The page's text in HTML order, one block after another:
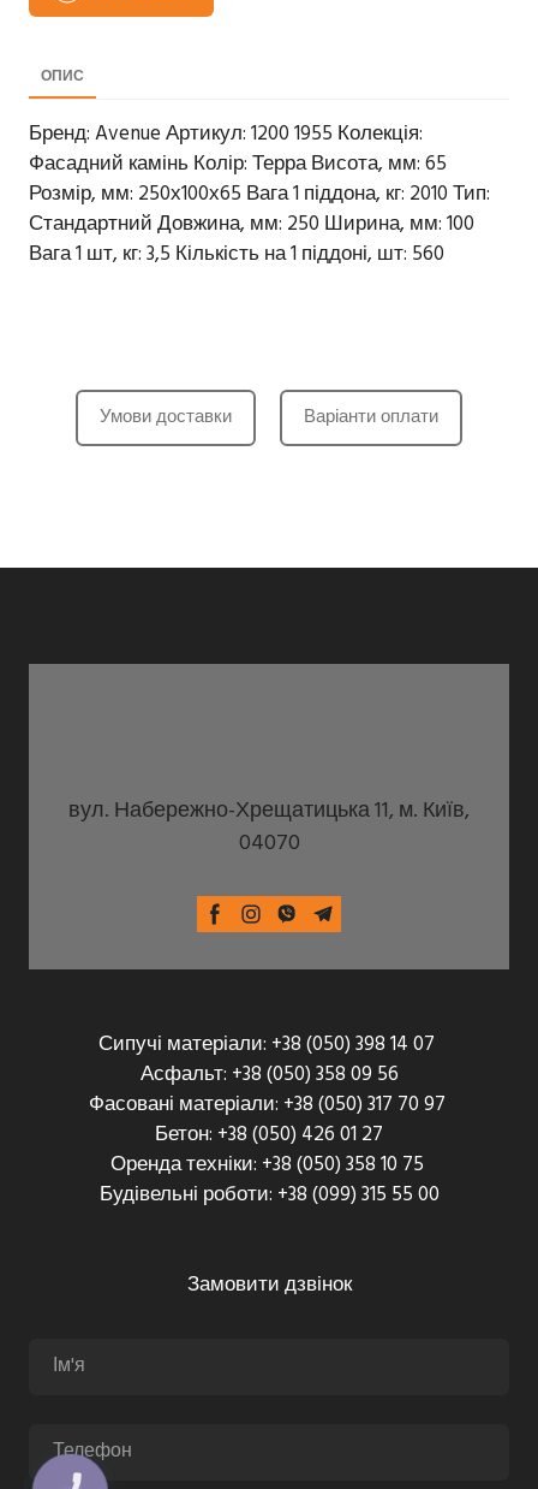
ОПИС
Бренд: Avenue Артикул: 1200 1955 Колекція:
Фасадний камінь Колір: Терра Висота, мм: 65
Розмір, мм: 250х100х65 Вага 1 піддона, кг: 2010 Тип:
Стандартний Довжина, мм: 250 Ширина, мм: 100
Вага 1 шт, кг: 3,5 Кількість на 1 піддоні, шт: 560
Умови доставки Варіанти оплати
вул. Набережно-Хрещатицька 11, м. Київ,
04070
Сипучі матеріали: +38 (050) 398 14 07
Асфальт: +38 (050) 358 09 56
Фасовані матеріали: +38 (050) 317 70 97
Бетон: +38 (050) 426 01 27
Оренда техніки: +38 (050) 358 10 75
Будівельні роботи: +38 (099) 315 55 00
Замовити дзвінок